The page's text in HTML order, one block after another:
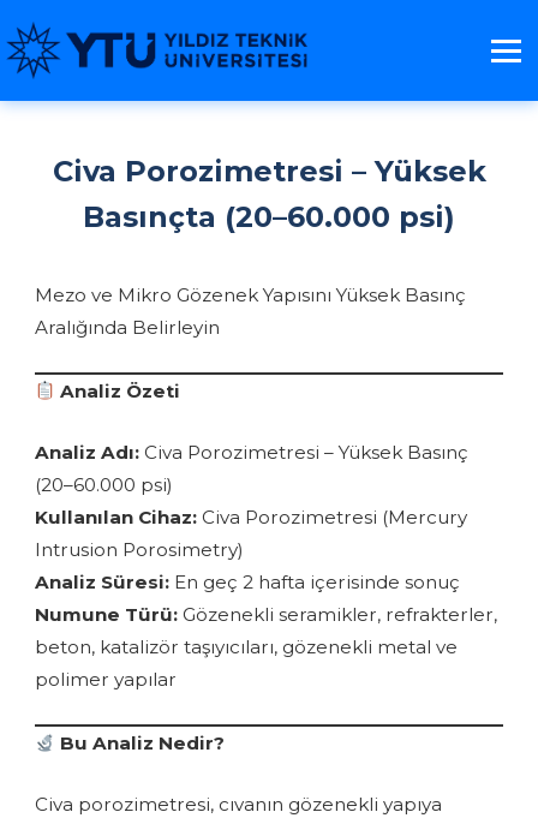
Civa Porozimetresi – Yüksek
Basınçta (20–60.000 psi)
Mezo ve Mikro Gözenek Yapısını Yüksek Basınç
Aralığında Belirleyin
Analiz Özeti
Analiz Adı: Civa Porozimetresi – Yüksek Basınç
(20–60.000 psi)
Kullanılan Cihaz: Civa Porozimetresi (Mercury
Intrusion Porosimetry)
Analiz Süresi: En geç 2 hafta içerisinde sonuç
Numune Türü: Gözenekli seramikler, refrakterler,
beton, katalizör taşıyıcıları, gözenekli metal ve
polimer yapılar
Bu Analiz Nedir?
Civa porozimetresi, cıvanın gözenekli yapıya